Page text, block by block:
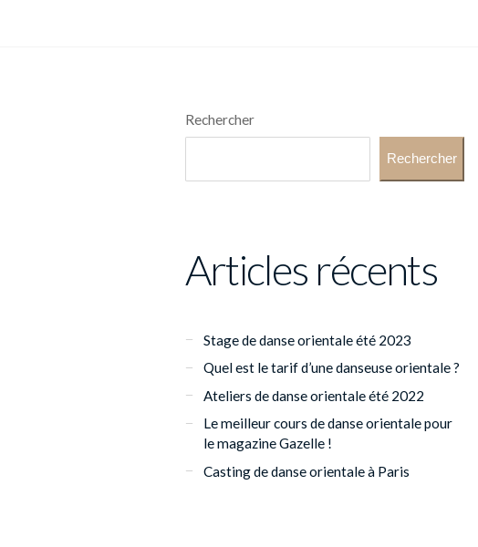
Rechercher
Rechercher
Articles récents
Stage de danse orientale été 2023
Quel est le tarif d’une danseuse orientale ?
Ateliers de danse orientale été 2022
Le meilleur cours de danse orientale pour
le magazine Gazelle !
Casting de danse orientale à Paris